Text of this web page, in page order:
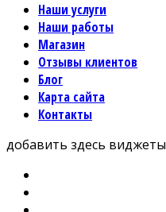
Наши услуги
Наши работы
Магазин
Отзывы клиентов
Блог
Карта сайта
Контакты
добавить здесь виджеты